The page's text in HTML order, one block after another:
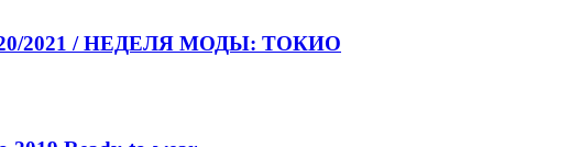
2021 / НЕДЕЛЯ МОДЫ: ТОКИО